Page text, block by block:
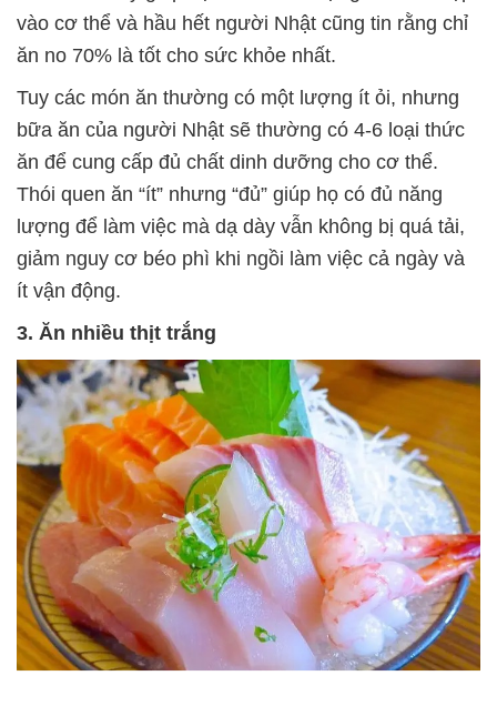
vào cơ thể và hầu hết người Nhật cũng tin rằng chỉ
ăn no 70% là tốt cho sức khỏe nhất.
Tuy các món ăn thường có một lượng ít ỏi, nhưng
bữa ăn của người Nhật sẽ thường có 4-6 loại thức
ăn để cung cấp đủ chất dinh dưỡng cho cơ thể.
Thói quen ăn “ít” nhưng “đủ” giúp họ có đủ năng
lượng để làm việc mà dạ dày vẫn không bị quá tải,
giảm nguy cơ béo phì khi ngồi làm việc cả ngày và
ít vận động.
3. Ăn nhiều thịt trắng